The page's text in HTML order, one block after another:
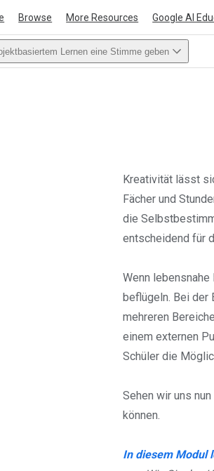
Browse More Resources Google AI
Lernen eine Stimme geben
Kreativität lässt
Fächer und
die
entscheidend für
Wenn
beflügeln. Bei der
mehreren
einem externen
Schüler die
Sehen wir uns
können.
In diesem Modul